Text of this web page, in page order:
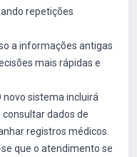
repetições
a informações antigas
mais rápidas e
novo sistema incluirá
dados de
registros médicos.
que o atendimento se